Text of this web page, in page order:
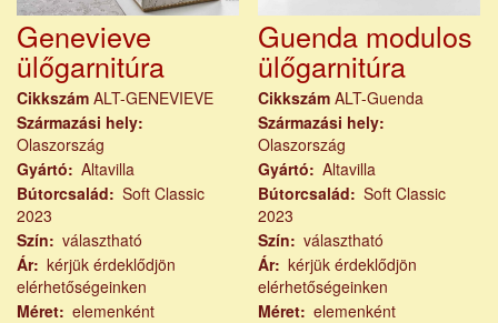
Genevieve
ülőgarnitúra
Cikkszám ALT-GENEVIEVE
Származási hely
Olaszország
Gyártó
Altavilla
Bútorcsalád
Soft Classic
2023
Szín
választható
Ár kérjük érdeklődjön
elérhetőségeinken
Méret elemenként
Guenda modulos
ülőgarnitúra
Cikkszám ALT-Guenda
Származási hely
Olaszország
Gyártó
Altavilla
Bútorcsalád
Soft Classic
2023
Szín
választható
Ár
kérjük érdeklődjön
elérhetőségeinken
Méret
elemenként